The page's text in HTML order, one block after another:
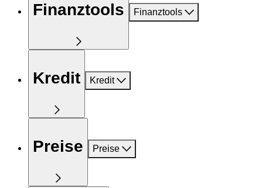
Finanztools Finanztools
Kredit Kredit
Preise Preise